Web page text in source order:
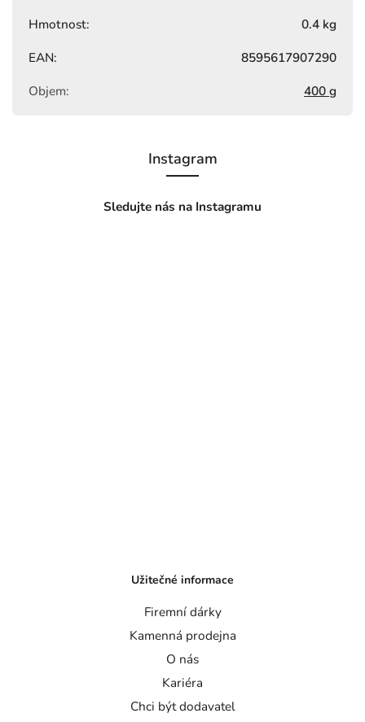
Hmotnost:
0.4 kg
EAN:
8595617907290
Objem: 400 g
Instagram
Sledujte nás na Instagramu
Užitečné informace
Firemní dárky
Kamenná prodejna
O nás
Kariéra
Chci být dodavatel